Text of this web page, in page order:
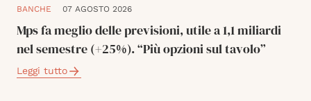
BANCHE 07 AGOSTO 2026
Mps fa meglio delle previsioni, utile a 1,1 miliardi
nel semestre (+25%). “Più opzioni sul tavolo”
Leggi tutto